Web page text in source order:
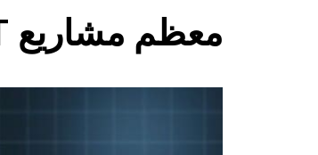
معظم مشاريع NFT “لا تنقل أي ملكية فعلية”